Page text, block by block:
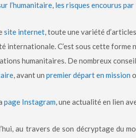
l’humanitaire, les risques encourus
site internet, toute une variété
internationale. C’est sous cette forme
humanitaires. De nombreux
, avant un premier départ en mission
page Instagram, une actualité en lien
au travers de son décryptage du